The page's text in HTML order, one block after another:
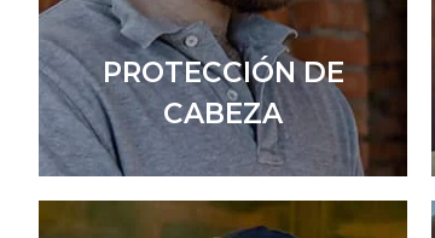
PROTECCIÓN DE
CABEZA